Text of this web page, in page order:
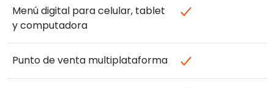
Menú digital para celular, tablet
y computadora
Punto de venta multiplataforma